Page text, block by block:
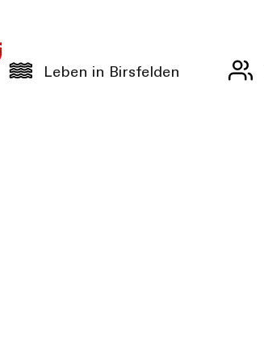
Leben in Birsfelden